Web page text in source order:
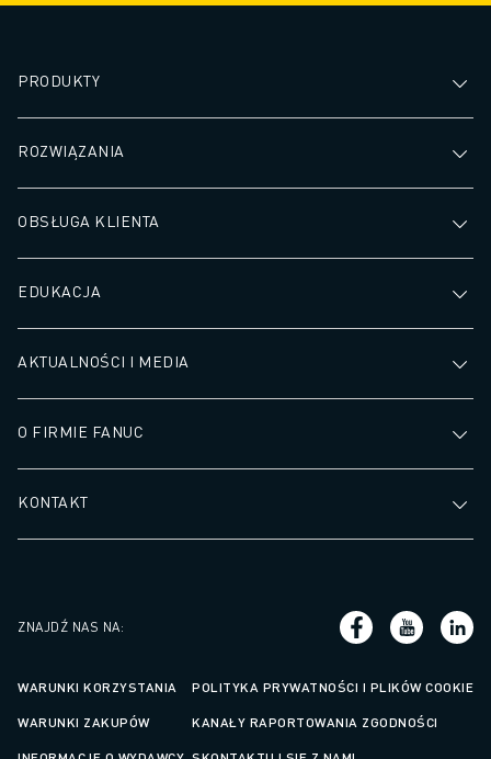
PRODUKTY
ROZWIĄZANIA
OBSŁUGA KLIENTA
EDUKACJA
AKTUALNOŚCI I MEDIA
O FIRMIE FANUC
KONTAKT
ZNAJDŹ NAS NA:
WARUNKI KORZYSTANIA POLITYKA PRYWATNOŚCI I PLIKÓW COOKIE
WARUNKI ZAKUPÓW KANAŁY RAPORTOWANIA ZGODNOŚCI